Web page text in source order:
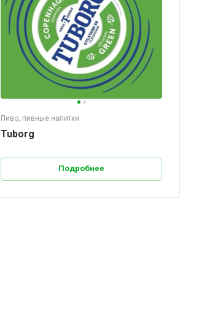
Пиво, пивные напитки
Tuborg
Подробнее